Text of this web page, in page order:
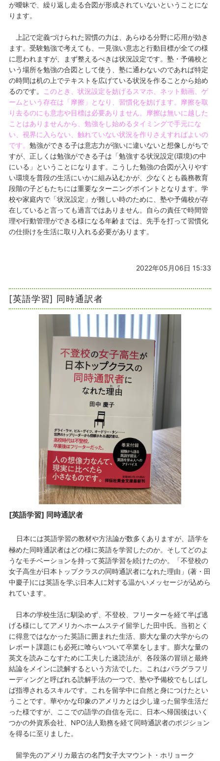
が曖昧で、繰り返し走る合図が形成されていないということにな
ります。
上記で定義づけられた習慣の力は、あらゆる分野に応用が効き
ます。受験勉強で考えても、一見強い意志と行動目標が全ての様
に思われますが、まず整えるべきは状況設定です。塾・予備校と
いう場所を勉強の合図として使う、塾に通わないのであれば特定
の時間は机の上でテキストを広げている状況を作ることから始め
るのです。
このとき、状況設定を妨げるスマホ、ネット動画、ゲ
ームという存在は「摩擦」となり、習慣化を妨げます。摩擦を取
り去るのにも意志や目標は必要ありません。摩擦は無いに越した
ことはありませんから、勉強をし始めるタイミングで手元にな
い、視界に入らない、触れていない状況を作りさえすればよいの
です。 勉強ができる子は意志力が強いに違いないと想像しがちで
すが、正しくは勉強ができる子は「勉強する状況設定(環境)の中
にいる」ということになります。こうした勉強の合図が入りやす
い環境を普段の生活にいかに組み込むかが、少なくとも義務教育
段階の子どもたちには重要なターニングポイントとなります。学
校や家庭内で「状況設定」が難しい時のために、塾や予備校が存
在していると言っても過言ではありません。自らの責任で時間管
理や行動管理ができる様になる年齢までは、先手を打って習慣化
の仕掛けを生活に取り入れる必要があります。
2022年05月06日 15:33
[英語学習] 同時通訳者
[英語学習] 同時通訳者
日本には英語学習の教材や方法論が数多くありますが、語学を
極めた同時通訳者はどの様に英語を学習したのか。そしてどのよ
うなモチベーションを持って英語学習を続けたのか。「不登校の
女子高生が日本トップクラスの同時通訳者になれた理由」(著・田
中慶子)には英語を学ぶ日本人に対する温かいメッセージが込めら
れています。
日本の学校生活に馴染めず、不登校、フリーターを経て半ば逃
げる様にしてアメリカへホームステイ留学した田中氏。当初とく
に得意ではなかった英語に囲まれた生活、膨大な量の大学からの
レポート課題にも必死に喰らいついて卒業をします。膨大な量の
英文を読みこなすために工夫した速読法が、各段落の冒頭と最終
結論をメインに読解するという方法でした。これはパラグラフリ
ーディングと呼ばれる読解手法の一つで、塾や予備校でもしばし
ば指導されるスキルです。これを留学中に自然と身につけたとい
うことです。華やかな印象のアメリカとは少し違った留学生活だ
った様ですが、ここでの語学の自信を元に、日本へ帰国後はいく
つかの外資系会社、NPO法人勤務を経て同時通訳者のポジション
を得るに至りました。
留学先のアメリカ最古の名門女子大マウント・ホリョーク